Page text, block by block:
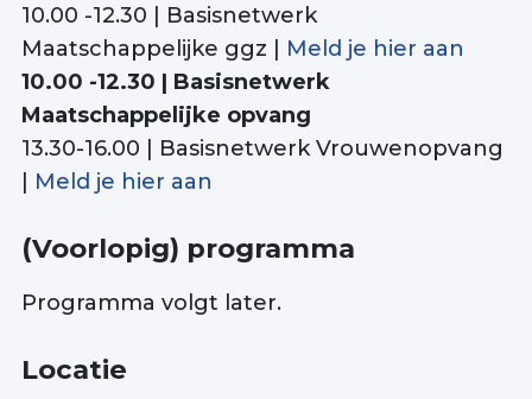
10.00 -12.30 | Basisnetwerk
Maatschappelijke ggz | Meld je hier aan
10.00 -12.30 | Basisnetwerk
Maatschappelijke opvang
13.30-16.00 | Basisnetwerk Vrouwenopvang
Meld je hier aan
(Voorlopig) programma
Programma volgt later.
Locatie